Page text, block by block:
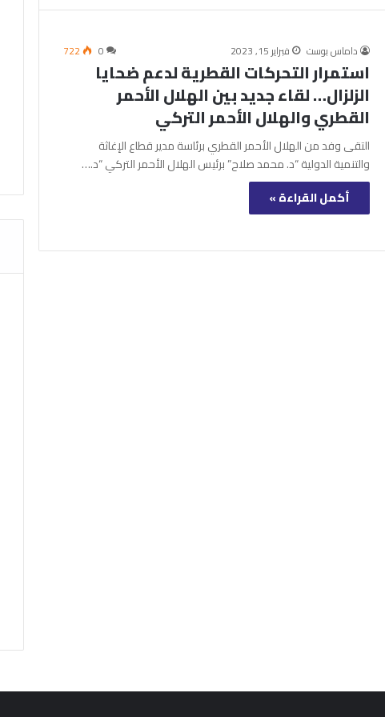
داماس بوست فبراير 15, 2023 0
722
استمرار التحركات القطرية لدعم ضحايا
الزلزال… لقاء جديد بين الهلال الأحمر
القطري والهلال الأحمر التركي
التقى وفد من الهلال الأحمر القطري برئاسة مدير قطاع الإغاثة
والتنمية الدولية “د. محمد صلاح” برئيس الهلال الأحمر التركي “د.…
أكمل القراءة »